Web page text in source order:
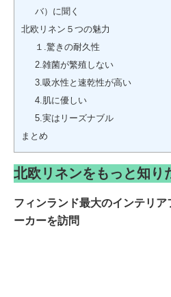
バ）に聞く
北欧リネン５つの魅力
１.驚きの耐久性
2.雑菌が繁殖しない
3.吸水性と速乾性が高い
4.肌に優しい
5.実はリーズナブル
まとめ
北欧リネンをもっと知り
フィンランド最大のインテリ
ーカーを訪問